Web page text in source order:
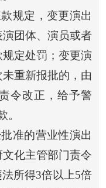
规定，变更演出
团体、演员或者
定处罚；变更演
重新报批的，由
令改正，给予警
。
准的营业性演出
化主管部门责令
所得3倍以上5倍